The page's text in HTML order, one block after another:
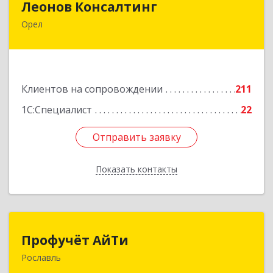
Леонов Консалтинг
Орел
Клиентов на сопровождении
211
1С:Специалист
22
Отправить заявку
Показать контакты
302030, Орловская обл, Орловский р-н, Орел г,
Отправить заявку
Назад
Профучёт АйТи
Рославль216500, Смоленская обл, Рославльский р-н,